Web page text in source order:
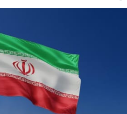
كأس العالم